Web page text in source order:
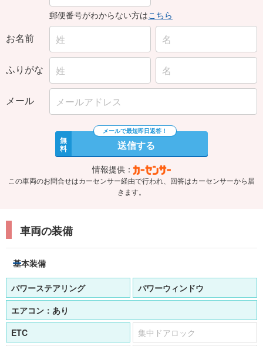
郵便番号がわからない方はこちら
お名前
ふりがな
メール
無
料 送信する
情報提供：
この車両のお問合せはカーセンサー経由で行われ、回答はカーセンサーから届
きます。
車両の装備
基本装備
パワーステアリング
パワーウィンドウ
エアコン： あり
ETC
集中ドアロック